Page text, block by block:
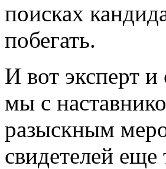
поисках
побегать.
И вот эксперт и
мы с
разыскным
свидетелей